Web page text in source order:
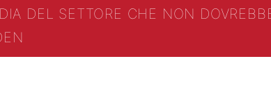
DEL SETTORE CHE NON